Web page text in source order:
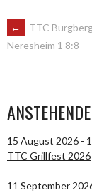
ARTIKEL-
←
TTC
Neresheim 1 8:8
15 August 2026 -
TTC Grillfest 2026
11 September